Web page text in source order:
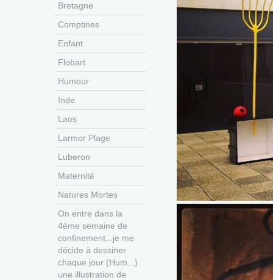
Bretagne
Comptines
Enfant
Flobart
Humour
Inde
Laos
Larmor Plage
Luberon
Maternité
Natures Mortes
On entre dans la
4ème semaine de
confinement...je me
décide à dessiner
chaque jour (Hum...)
une illustration de